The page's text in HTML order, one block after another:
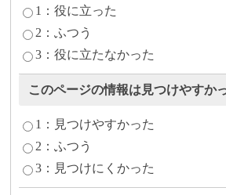
1：役に立った
2：ふつう
3：役に立たなかった
このページの情報は見つけやすか
1：見つけやすかった
2：ふつう
3：見つけにくかった